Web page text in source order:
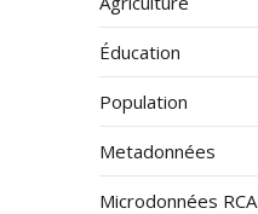
Éducation
Population
Metadonnées
Microdonnées RCA